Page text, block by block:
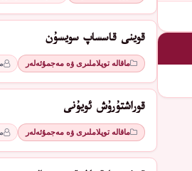
ﻗﻮﻳﻨﻰ ﻗﺎﺳﺴﺎﭖ ﺳﻮﻳﺴﯘﻥ
ماقالە توپلاملىرى ۋە مەجمۇئەلەر
قوراشتۇرۇش ﺋﻮﻳﯘﻧﻰ
ماقالە توپلاملىرى ۋە مەجمۇئەلەر